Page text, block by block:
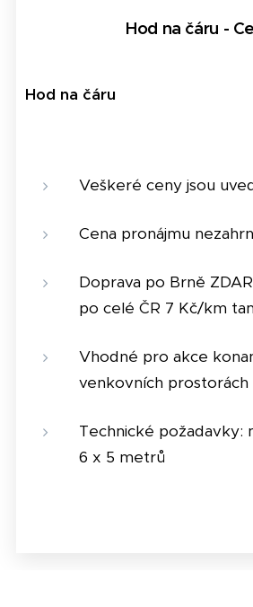
Hod na čáru -
Hod na čáru
Veškeré ceny jsou
Cena pronájmu
Doprava po Brně
po celé ČR 7 Kč/km
Vhodné pro akce
venkovních prostorách
Technické požadavky:
6 x 5 metrů